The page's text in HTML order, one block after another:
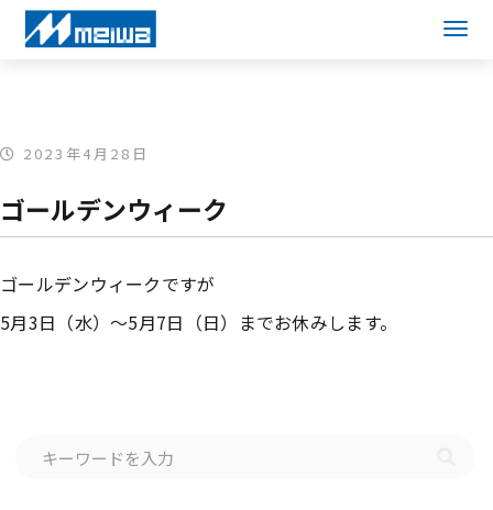
2023年4月28日
ゴールデンウィーク
ゴールデンウィークですが
5月3日（水）～5月7日（日）までお休みします。